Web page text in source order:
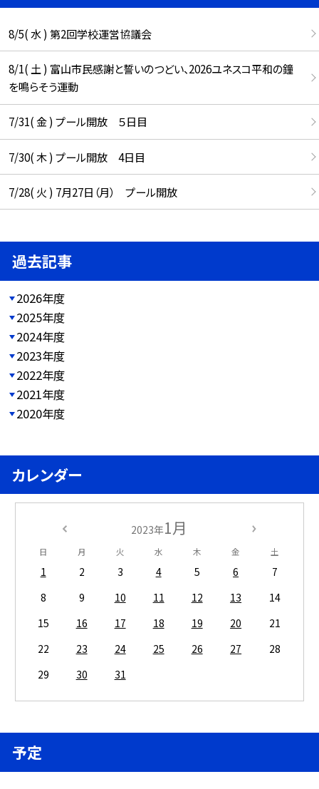
8/5( 水 ) 第2回学校運営協議会
8/1( 土 ) 富山市民感謝と誓いのつどい、2026ユネスコ平和の鐘
を鳴らそう運動
7/31( 金 ) プール開放 ５日目
7/30( 木 ) プール開放 4日目
7/28( 火 ) 7月27日（月） プール開放
過去記事
2026年度
2025年度
2024年度
2023年度
2022年度
2021年度
2020年度
カレンダー
2023年1月
日 月 火 水 木 金 土
1 2 3 4 5 6
7
8
9 10 11 12 13
14
15
16 17 18 19 20
21
22
23 24 25 26 27
28
29
30 31
予定